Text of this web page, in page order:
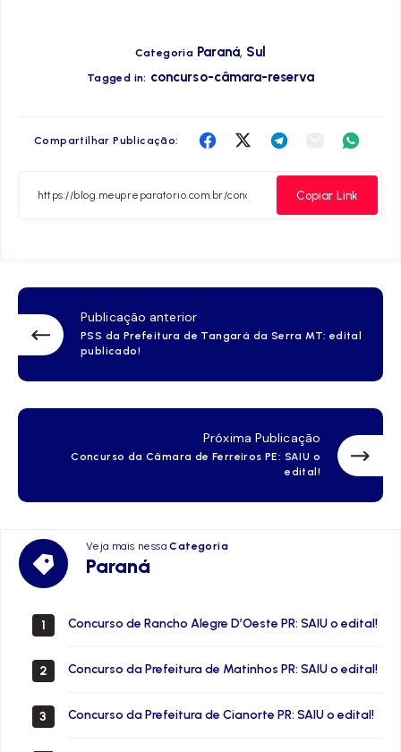
Categoria Paraná, Sul
Tagged in: concurso-câmara-reserva
Compartilhar Publicação:
Compartilha
Facebook
CompartilhaCompartilha
Telegram
Compartilha
Email
Copiar Link
Publicação anterior
PSS da Prefeitura de Tangará da Serra MT: edital
publicado!
Próxima Publicação
Concurso da Câmara de Ferreiros PE: SAIU o
edital!
Veja mais nessaCategoria
Paraná
Paraná
1 Concurso de Rancho Alegre D’Oeste PR: SAIU o edital!
2 Concurso da Prefeitura de Matinhos PR: SAIU o edital!
3 Concurso da Prefeitura de Cianorte PR: SAIU o edital!